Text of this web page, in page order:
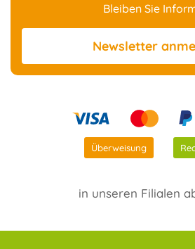
Bleiben Sie
Newsletter
Überweisung
in unseren Filialen